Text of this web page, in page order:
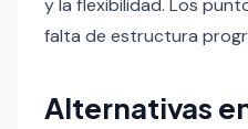
y la flexibilidad. Los
falta de estructura
Alternativas